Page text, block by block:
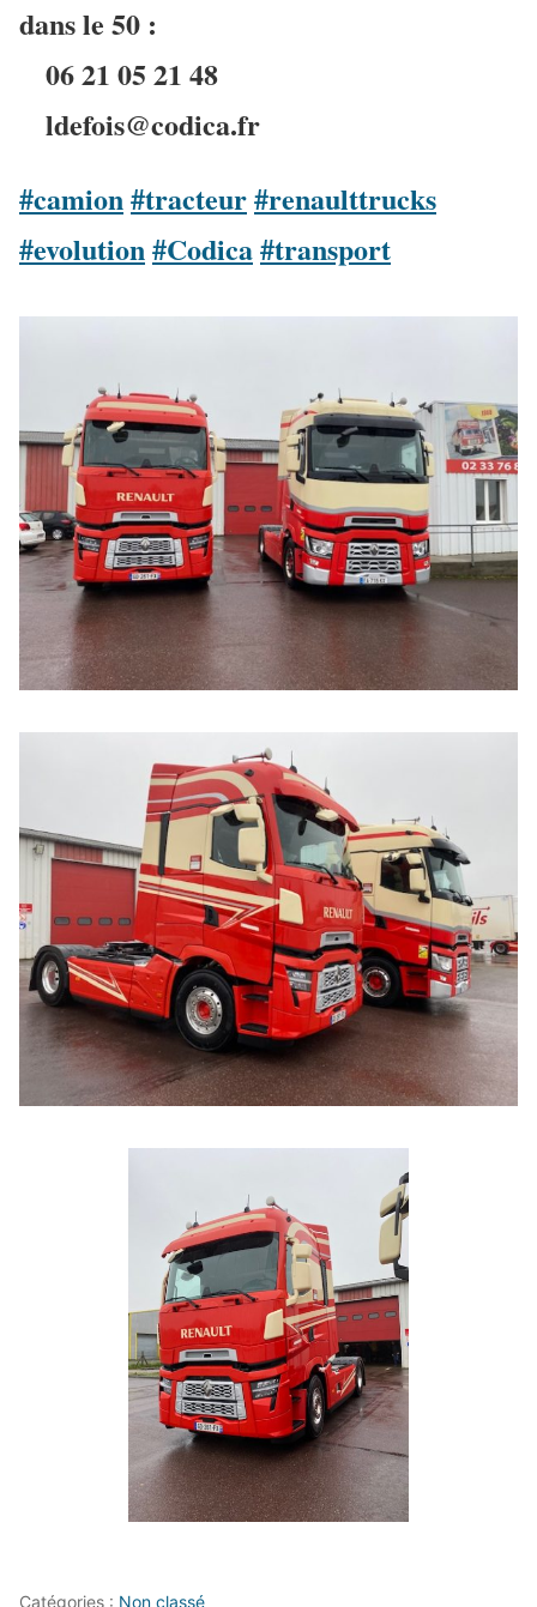
dans le 50 :
06 21 05 21 48
ldefois@codica.fr
#camion#tracteur#renaulttrucks
#evolution#Codica#transport
Catégories : Non classé